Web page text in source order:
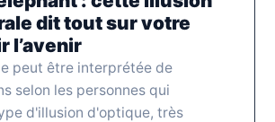
dit tout sur votre
l’avenir
peut être interprétée de
selon les personnes qui
d'illusion d'optique, très